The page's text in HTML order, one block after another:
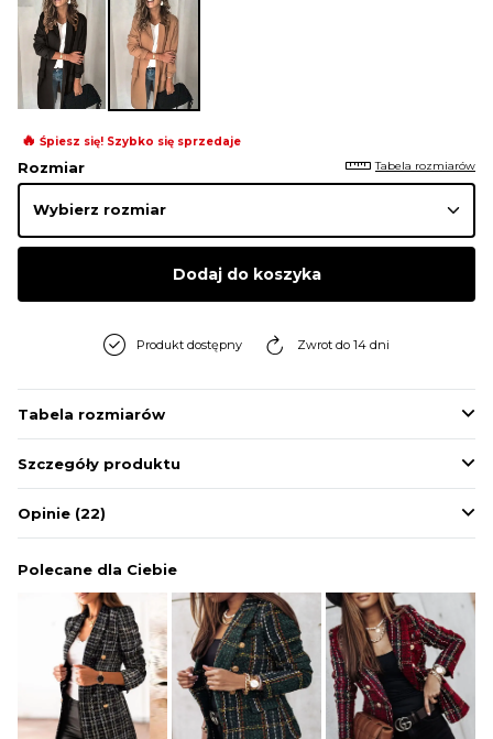
KOMBINEZONY
DRESY
MARYNARKI
SWETRY
BIELIZNA
🔥 Śpiesz się! Szybko się sprzedaje
Rozmiar Tabela rozmiarów
Dodaj do koszyka
Produkt dostępny Zwrot do 14 dni
Tabela rozmiarów
Szczegóły produktu
Opinie (22)
Polecane dla Ciebie